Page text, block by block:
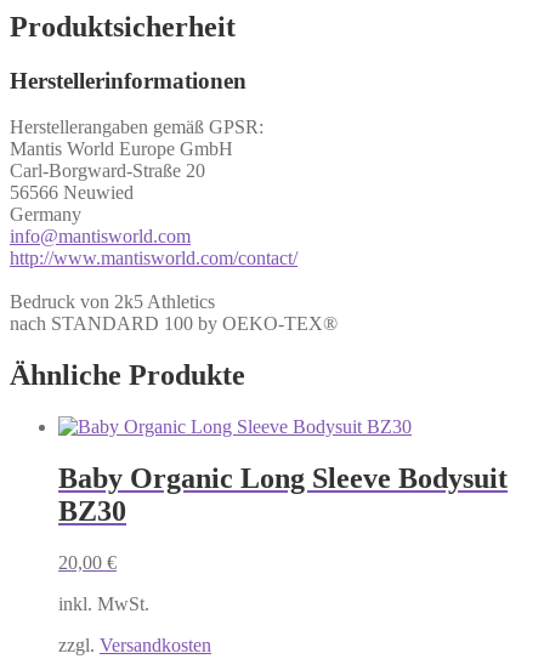
Produktsicherheit
Herstellerinformationen
Herstellerangaben gemäß GPSR:
Mantis World Europe GmbH
Carl-Borgward-Straße 20
56566 Neuwied
Germany
info@mantisworld.com
http://www.mantisworld.com/contact/
Bedruck von 2k5 Athletics
nach STANDARD 100 by OEKO-TEX®
Ähnliche Produkte
Baby Organic Long Sleeve Bodysuit
BZ30
20,00 €
inkl. MwSt.
zzgl. Versandkosten